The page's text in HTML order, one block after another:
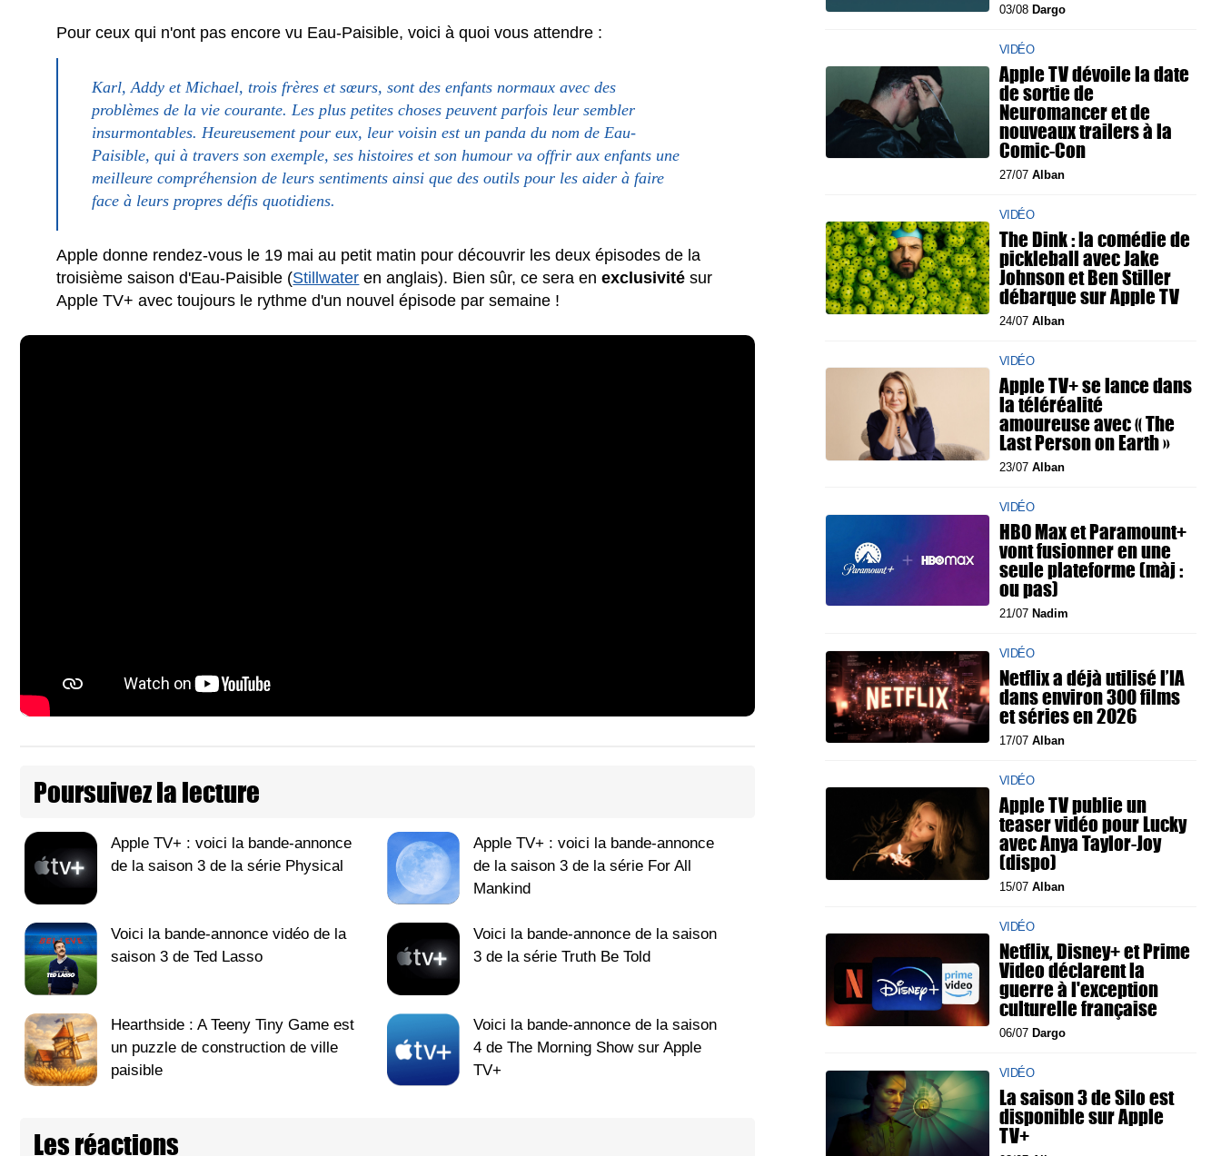
Pour ceux qui n'ont pas encore vu Eau-Paisible, voici à quoi vous attendre :
Karl, Addy et Michael, trois frères et sœurs, sont des enfants normaux avec des
problèmes de la vie courante. Les plus petites choses peuvent parfois leur sembler
insurmontables. Heureusement pour eux, leur voisin est un panda du nom de Eau-
Paisible, qui à travers son exemple, ses histoires et son humour va offrir aux enfants une
meilleure compréhension de leurs sentiments ainsi que des outils pour les aider à faire
face à leurs propres défis quotidiens.
Apple donne rendez-vous le 19 mai au petit matin pour découvrir les deux épisodes de la
troisième saison d'Eau-Paisible (Stillwater en anglais). Bien sûr, ce sera enexclusivité sur
Apple TV+ avec toujours le rythme d'un nouvel épisode par semaine !
Poursuivez la lecture
Apple TV+ : voici la bande-annonce
de la saison 3 de la série Physical
Apple TV+ : voici la bande-annonce
de la saison 3 de la série For All
Mankind
Voici la bande-annonce vidéo de la
saison 3 de Ted Lasso
Voici la bande-annonce de la saison
3 de la série Truth Be Told
Hearthside : A Teeny Tiny Game est
un puzzle de construction de ville
paisible
Voici la bande-annonce de la saison
4 de The Morning Show sur Apple
TV+
Les réactions
03/08 Dargo
VIDÉO
Apple TV dévoile la date
de sortie de
Neuromancer et de
nouveaux trailers à la
Comic-Con
27/07 Alban
VIDÉO
The Dink : la comédie de
pickleball avec Jake
Johnson et Ben Stiller
débarque sur Apple TV
24/07 Alban
VIDÉO
Apple TV+ se lance dans
la téléréalité
amoureuse avec « The
Last Person on Earth »
23/07 Alban
VIDÉO
HBO Max et Paramount+
vont fusionner en une
seule plateforme (màj :
ou pas)
21/07 Nadim
VIDÉO
Netflix a déjà utilisé l’IA
dans environ 300 films
et séries en 2026
17/07 Alban
VIDÉO
Apple TV publie un
teaser vidéo pour Lucky
avec Anya Taylor-Joy
(dispo)
15/07 Alban
VIDÉO
Netflix, Disney+ et Prime
Video déclarent la
guerre à l'exception
culturelle française
06/07 Dargo
VIDÉO
La saison 3 de Silo est
disponible sur Apple
TV+